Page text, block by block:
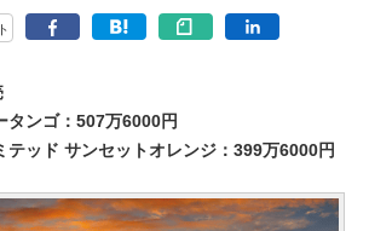
タンゴ：507万6000円
テッド サンセットオレンジ：399万6000円